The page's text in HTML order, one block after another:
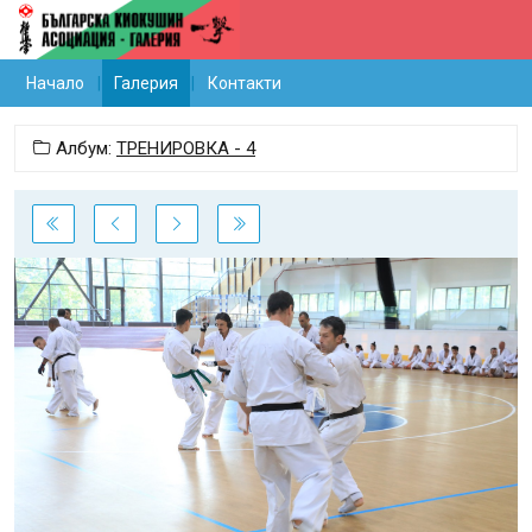
Начало Галерия Контакти
Албум: ТРЕНИРОВКА - 4